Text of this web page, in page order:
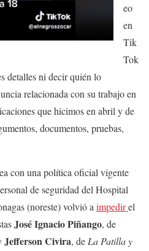
eo
en
Tik
Tok
detalles ni decir quién lo
relacionada con su trabajo en
que hicimos en abril y de
documentos, pruebas,
con una política oficial vigente
de seguridad del Hospital
(noreste) volvió a impedirel
José Ignacio Piñango, de
Jefferson Civira, de La Patilla y